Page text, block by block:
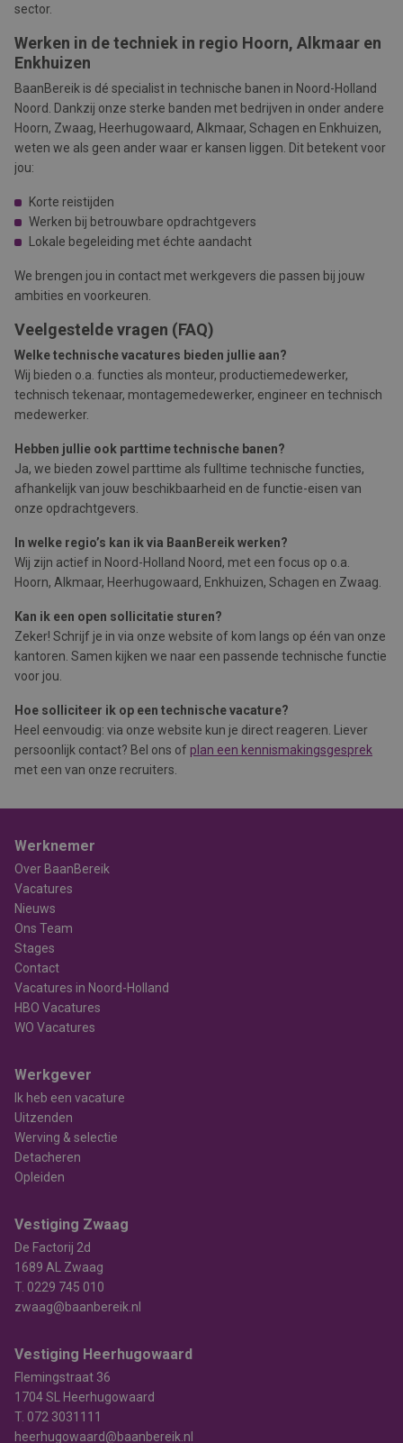
sector.
Werken in de techniek in regio Hoorn, Alkmaar en
Enkhuizen
BaanBereik is dé specialist in technische banen in Noord-Holland
Noord. Dankzij onze sterke banden met bedrijven in onder andere
Hoorn, Zwaag, Heerhugowaard, Alkmaar, Schagen en Enkhuizen,
weten we als geen ander waar er kansen liggen. Dit betekent voor
jou:
Korte reistijden
Werken bij betrouwbare opdrachtgevers
Lokale begeleiding met échte aandacht
We brengen jou in contact met werkgevers die passen bij jouw
ambities en voorkeuren.
Veelgestelde vragen (FAQ)
Welke technische vacatures bieden jullie aan?
Wij bieden o.a. functies als monteur, productiemedewerker,
technisch tekenaar, montagemedewerker, engineer en technisch
medewerker.
Hebben jullie ook parttime technische banen?
Ja, we bieden zowel parttime als fulltime technische functies,
afhankelijk van jouw beschikbaarheid en de functie-eisen van
onze opdrachtgevers.
In welke regio’s kan ik via BaanBereik werken?
Wij zijn actief in Noord-Holland Noord, met een focus op o.a.
Hoorn, Alkmaar, Heerhugowaard, Enkhuizen, Schagen en Zwaag.
Kan ik een open sollicitatie sturen?
Zeker! Schrijf je in via onze website of kom langs op één van onze
kantoren. Samen kijken we naar een passende technische functie
voor jou.
Hoe solliciteer ik op een technische vacature?
Heel eenvoudig: via onze website kun je direct reageren. Liever
persoonlijk contact? Bel ons of plan een kennismakingsgesprek
met een van onze recruiters.
Werknemer
Over BaanBereik
Vacatures
Nieuws
Ons Team
Stages
Contact
Vacatures in Noord-Holland
HBO Vacatures
WO Vacatures
Werkgever
Ik heb een vacature
Uitzenden
Werving & selectie
Detacheren
Opleiden
Vestiging Zwaag
De Factorij 2d
1689 AL Zwaag
T. 0229 745 010
zwaag@baanbereik.nl
Vestiging Heerhugowaard
Flemingstraat 36
1704 SL Heerhugowaard
T. 072 3031111
heerhugowaard@baanbereik.nl